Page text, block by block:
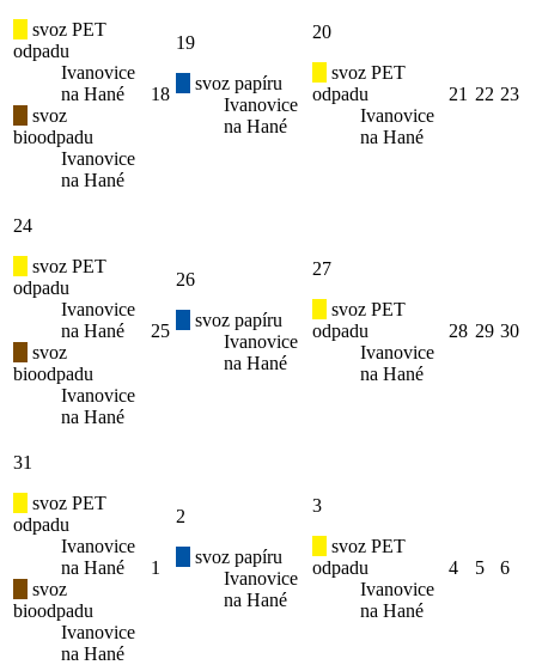
svoz PET
odpadu
Ivanovice
na Hané
svoz
bioodpadu
Ivanovice
na Hané
18
19
svoz papíru
Ivanovice
na Hané
20
svoz PET
odpadu
Ivanovice
na Hané
21 22 23
24
svoz PET
odpadu
Ivanovice
na Hané
svoz
bioodpadu
Ivanovice
na Hané
25
26
svoz papíru
Ivanovice
na Hané
27
svoz PET
odpadu
Ivanovice
na Hané
28 29 30
31
svoz PET
odpadu
Ivanovice
na Hané
svoz
bioodpadu
Ivanovice
na Hané
1
2
svoz papíru
Ivanovice
na Hané
3
svoz PET
odpadu
Ivanovice
na Hané
4 5 6